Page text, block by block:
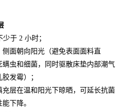
于 2 小时；
面朝向阳光（避免表面面料直
虫和细菌，同时驱散床垫内部潮气
发霉）；
层在温和阳光下晾晒，可延长抗菌
下降。